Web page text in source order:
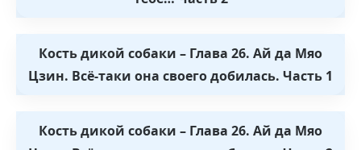
Кость дикой собаки – Глава 26. Ай да Мяо
Цзин. Всё-таки она своего добилась. Часть 1
Кость дикой собаки – Глава 26. Ай да Мяо